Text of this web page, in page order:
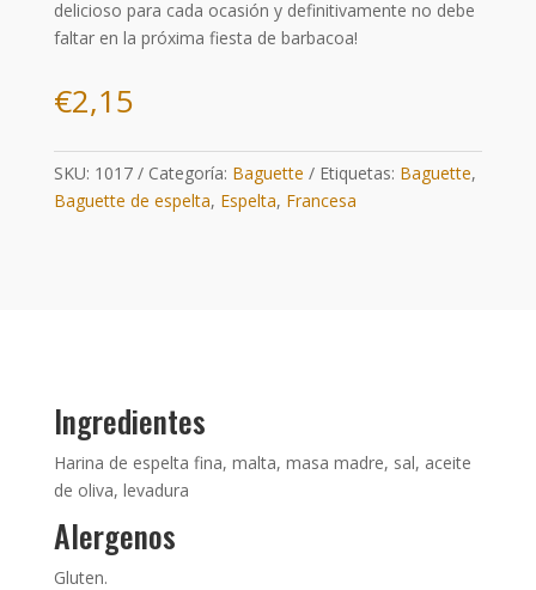
delicioso para cada ocasión y definitivamente no debe
faltar en la próxima fiesta de barbacoa!
€2,15
SKU: 1017 Categoría: Baguette Etiquetas: Baguette,
Baguette de espelta, Espelta, Francesa
Ingredientes
Harina de espelta fina, malta, masa madre, sal, aceite
de oliva, levadura
Alergenos
Gluten.